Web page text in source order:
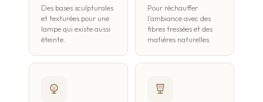
Des bases sculpturales
et texturées pour une
lampe qui existe aussi
éteinte.
Pour réchauffer
l’ambiance avec des
fibres tressées et des
matières naturelles.